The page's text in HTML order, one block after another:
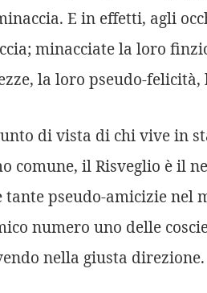
E in effetti, agli
minacciate la loro
la loro pseudo-
di vista di chi vive in
comune, il Risveglio è il
tante pseudo-amicizie nel
numero uno delle
nella giusta direzione.